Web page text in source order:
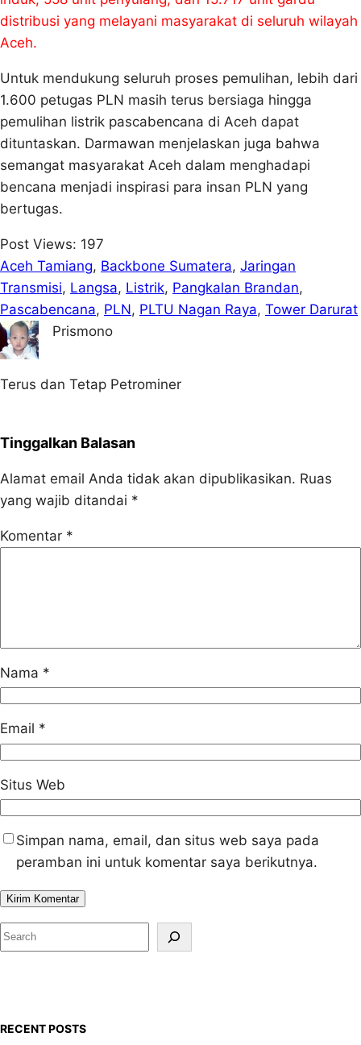
distribusi yang melayani masyarakat di seluruh wilayah
Aceh.
Untuk mendukung seluruh proses pemulihan, lebih dari
1.600 petugas PLN masih terus bersiaga hingga
pemulihan listrik pascabencana di Aceh dapat
dituntaskan. Darmawan menjelaskan juga bahwa
semangat masyarakat Aceh dalam menghadapi
bencana menjadi inspirasi para insan PLN yang
bertugas.
Post Views: 197
Aceh Tamiang, Backbone Sumatera, Jaringan
Transmisi, Langsa, Listrik, Pangkalan Brandan
Pascabencana, PLN, PLTU Nagan Raya, Tower Darurat
Prismono
Terus dan Tetap Petrominer
Tinggalkan Balasan
Alamat email Anda tidak akan dipublikasikan. Ruas
yang wajib ditandai *
Komentar *
Nama *
Email *
Situs Web
Simpan nama, email, dan situs web saya pada
peramban ini untuk komentar saya berikutnya.
S
e
RECENT POSTS